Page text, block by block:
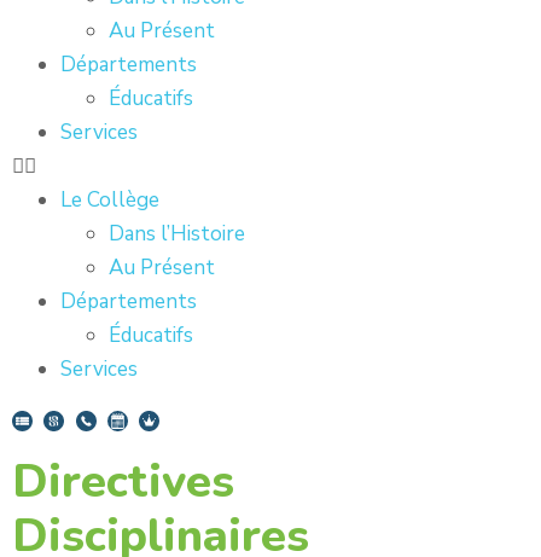
Au Présent
Départements
Éducatifs
Services
Le Collège
Dans l’Histoire
Au Présent
Départements
Éducatifs
Services
Directives
Disciplinaires